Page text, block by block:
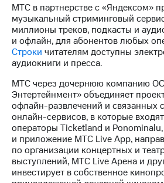
МТС в партнерстве с «Яндексом»
музыкальный стриминговый
миллионы треков, подкасты и
и офлайн, для абонентов любых
Строки читателям доступны
аудиокниги и пресса.
МТС через дочернюю компанию
Энтертейнмент» объединяет
офлайн-развлечений и связанных
онлайн-сервисов, в которые
операторы Ticketland и
и приложение МТС Live App,
по организации концертных и
выступлений, МТС Live Арена и
инвестирует в собственное